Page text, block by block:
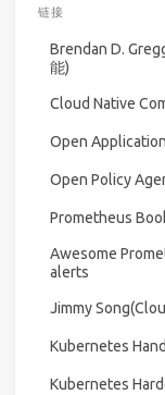
链接
Brendan D.
能)
Cloud Native
Open
Open Policy
Prometheus
Awesome
alerts
Jimmy
Kubernetes
Kubernetes